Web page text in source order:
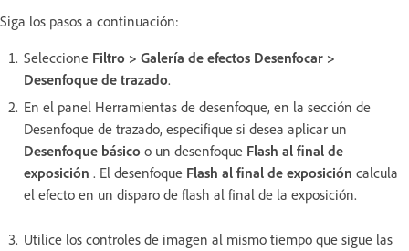
Siga los pasos a continuación:
Seleccione Filtro > Galería de efectos Desenfocar >
Desenfoque de trazado.
En el panel Herramientas de desenfoque, en la sección de
Desenfoque de trazado, especifique si desea aplicar un
Desenfoque básico o un desenfoque Flash al final de
exposición . El desenfoque Flash al final de exposición calcula
el efecto en un disparo de flash al final de la exposición.
Utilice los controles de imagen al mismo tiempo que sigue las